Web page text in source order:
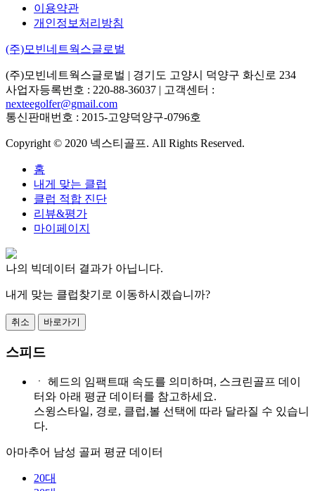
이용약관
개인정보처리방침
(주)모빈네트웍스글로벌
(주)모빈네트웍스글로벌 | 경기도 고양시 덕양구 화신로 234
사업자등록번호 : 220-88-36037 | 고객센터 :
nexteegolfer@gmail.com
통신판매번호 : 2015-고양덕양구-0796호
Copyright © 2020 넥스티골프. All Rights Reserved.
홈
내게 맞는 클럽
클럽 적합 진단
리뷰&평가
마이페이지
나의 빅데이터 결과가 아닙니다.
내게 맞는 클럽찾기로 이동하시겠습니까?
취소 바로가기
스피드
ㆍ
헤드의 임팩트때 속도를 의미하며, 스크린골프 데이
터와 아래 평균 데이터를 참고하세요.
스윙스타일, 경로, 클럽,볼 선택에 따라 달라질 수 있습니
다.
아마추어 남성 골퍼 평균 데이터
20대